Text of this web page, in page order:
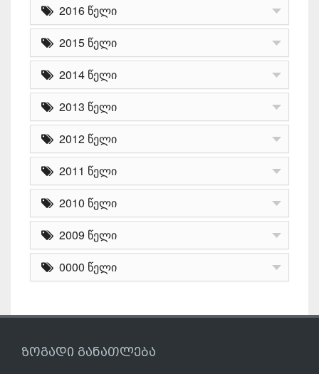
2016 წელი
2015 წელი
2014 წელი
2013 წელი
2012 წელი
2011 წელი
2010 წელი
2009 წელი
0000 წელი
ზოგადი განათლება